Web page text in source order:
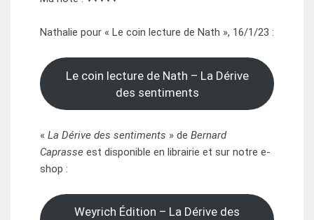
Nathalie pour « Le coin lecture de Nath », 16/1/23 :
Le coin lecture de Nath – La Dérive
des sentiments
« La Dérive des sentiments » de Bernard
Caprasseest disponible en librairie et sur notre e-
shop :
Weyrich Édition – La Dérive des